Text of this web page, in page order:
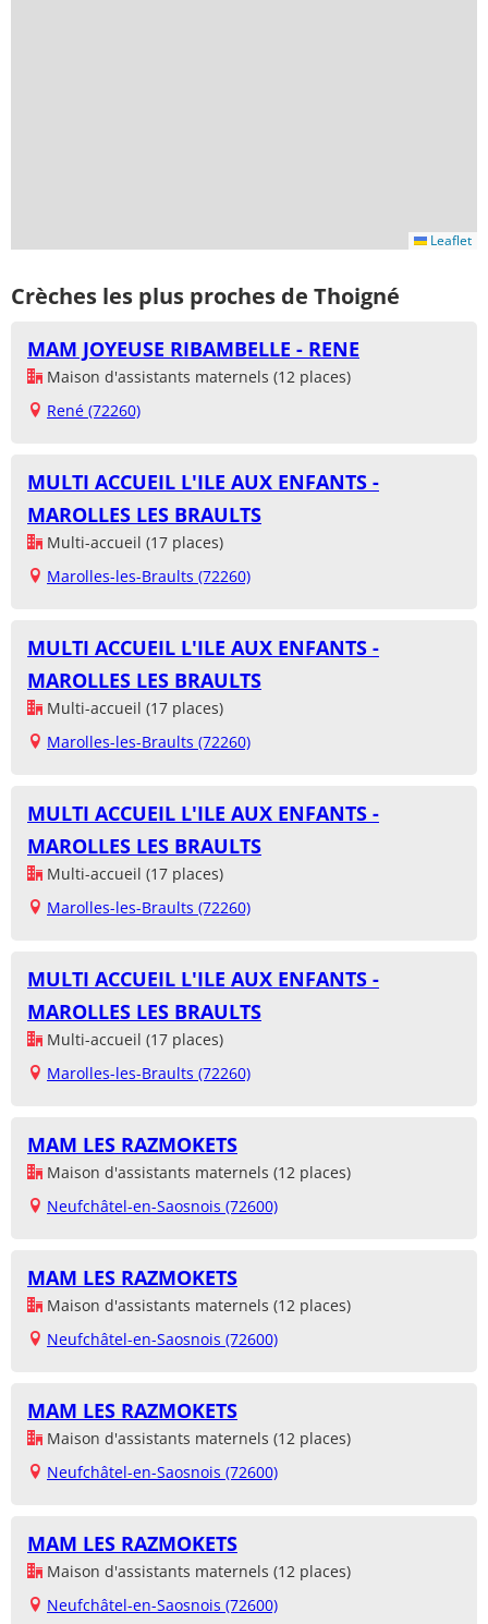
Leaflet
Crèches les plus proches de Thoigné
MAM JOYEUSE RIBAMBELLE - RENE
Maison d'assistants maternels (12 places)
René (72260)
MULTI ACCUEIL L'ILE AUX ENFANTS -
MAROLLES LES BRAULTS
Multi-accueil (17 places)
Marolles-les-Braults (72260)
MULTI ACCUEIL L'ILE AUX ENFANTS -
MAROLLES LES BRAULTS
Multi-accueil (17 places)
Marolles-les-Braults (72260)
MULTI ACCUEIL L'ILE AUX ENFANTS -
MAROLLES LES BRAULTS
Multi-accueil (17 places)
Marolles-les-Braults (72260)
MULTI ACCUEIL L'ILE AUX ENFANTS -
MAROLLES LES BRAULTS
Multi-accueil (17 places)
Marolles-les-Braults (72260)
MAM LES RAZMOKETS
Maison d'assistants maternels (12 places)
Neufchâtel-en-Saosnois (72600)
MAM LES RAZMOKETS
Maison d'assistants maternels (12 places)
Neufchâtel-en-Saosnois (72600)
MAM LES RAZMOKETS
Maison d'assistants maternels (12 places)
Neufchâtel-en-Saosnois (72600)
MAM LES RAZMOKETS
Maison d'assistants maternels (12 places)
Neufchâtel-en-Saosnois (72600)